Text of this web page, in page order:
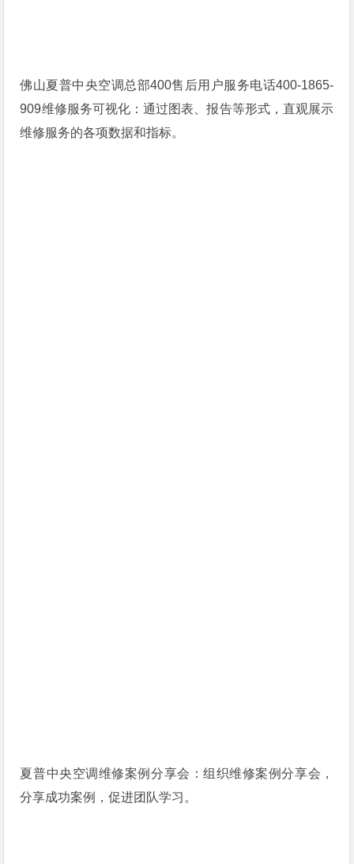
佛山夏普中央空调总部400售后用户服务电话400-1865-
909维修服务可视化：通过图表、报告等形式，直观展示
维修服务的各项数据和指标。
夏普中央空调维修案例分享会：组织维修案例分享会，
分享成功案例，促进团队学习。